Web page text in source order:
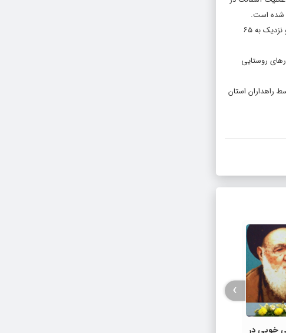
شده است.
وی خاطرنشان کرد: بیشترین عملیات آسفالت در محورهای اصلی استان با بالغ بر ۱۵۵ کیلومتر آسفالت انجام شده که شامل افزون بر ۹۰ کیلومتر روکش تقویتی و نزدیک به ۶۵
گفت: ۹ ماهه گذشته سال جاری در محورهای روستایی
بر ۱۹ کیلومتر لکه گیری و افزون بر ۱۳ کیلومتر درزگیری توسط راهداران استان
خویی در
›